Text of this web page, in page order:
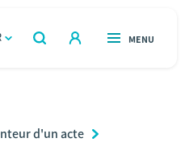
OUVERT
RECHERCHER
OUVERT
MENU
d'un acte